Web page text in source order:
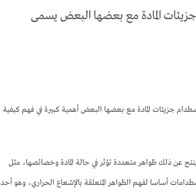
المادة مع بعضها البعض يسمى
جزيئات المادة مع بعضها البعض أهمية كبيرة في فهم كيفية
عن ذلك ظواهر متعددة تؤثر في حالة المادة وخصائصها، مثل
أساسا لفهم الظواهر المتعلقة بالإشعاع الحراري، وهو أحد